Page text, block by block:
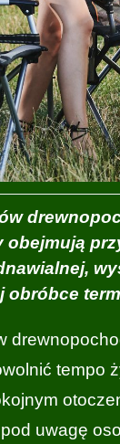
obróbce
tempo
uwagę